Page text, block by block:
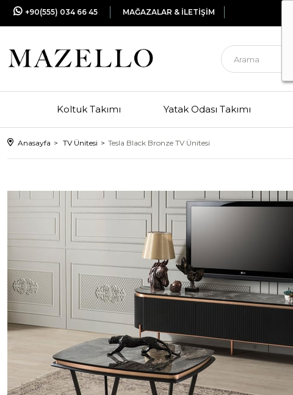
+90(555) 034 66 45 MAĞAZALAR & İLETİŞİM
Koltuk Takımı Yatak Odası Takımı
Anasayfa TV Ünitesi Tesla Black Bronze TV Ünitesi